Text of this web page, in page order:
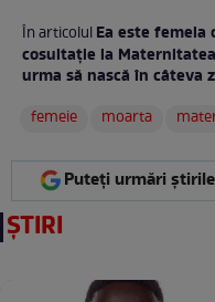
În articolulEa este
cosultație la
urma să nască în câteva
femeie
moarta
Puteți urmări
ȘTIRI